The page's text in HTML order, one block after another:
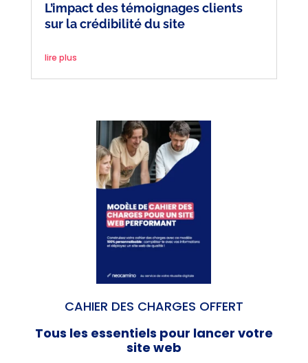
L’impact des témoignages clients
sur la crédibilité du site
lire plus
CAHIER DES CHARGES OFFERT
Tous les essentiels pour lancer votre
site web